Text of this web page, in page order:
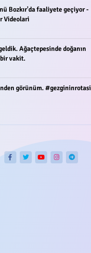
Bozkır'da faaliyete geçiyor -
Videolari
Ağaçtepesinde doğanın
vakit.
görünüm. #gezgininrotasi